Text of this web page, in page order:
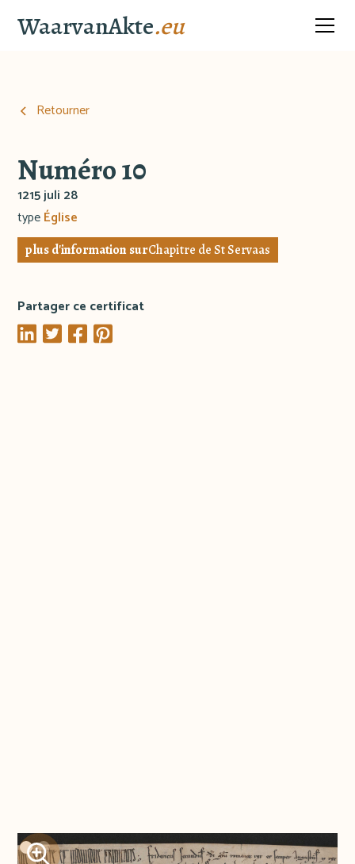
WaarvanAkte.eu
Retourner
Numéro 10
1215 juli 28
typeÉglise
plus d'information surChapitre de St Servaas
Partager ce certificat